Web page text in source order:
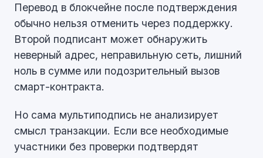
Перевод в блокчейне после подтверждения
обычно нельзя отменить через поддержку.
Второй подписант может обнаружить
неверный адрес, неправильную сеть, лишний
ноль в сумме или подозрительный вызов
смарт-контракта.
Но сама мультиподпись не анализирует
смысл транзакции. Если все необходимые
участники без проверки подтвердят